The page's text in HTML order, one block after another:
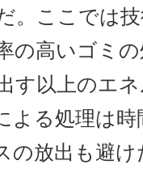
。ここでは
の高いゴミ
す以上のエ
よる処理は
の放出も避